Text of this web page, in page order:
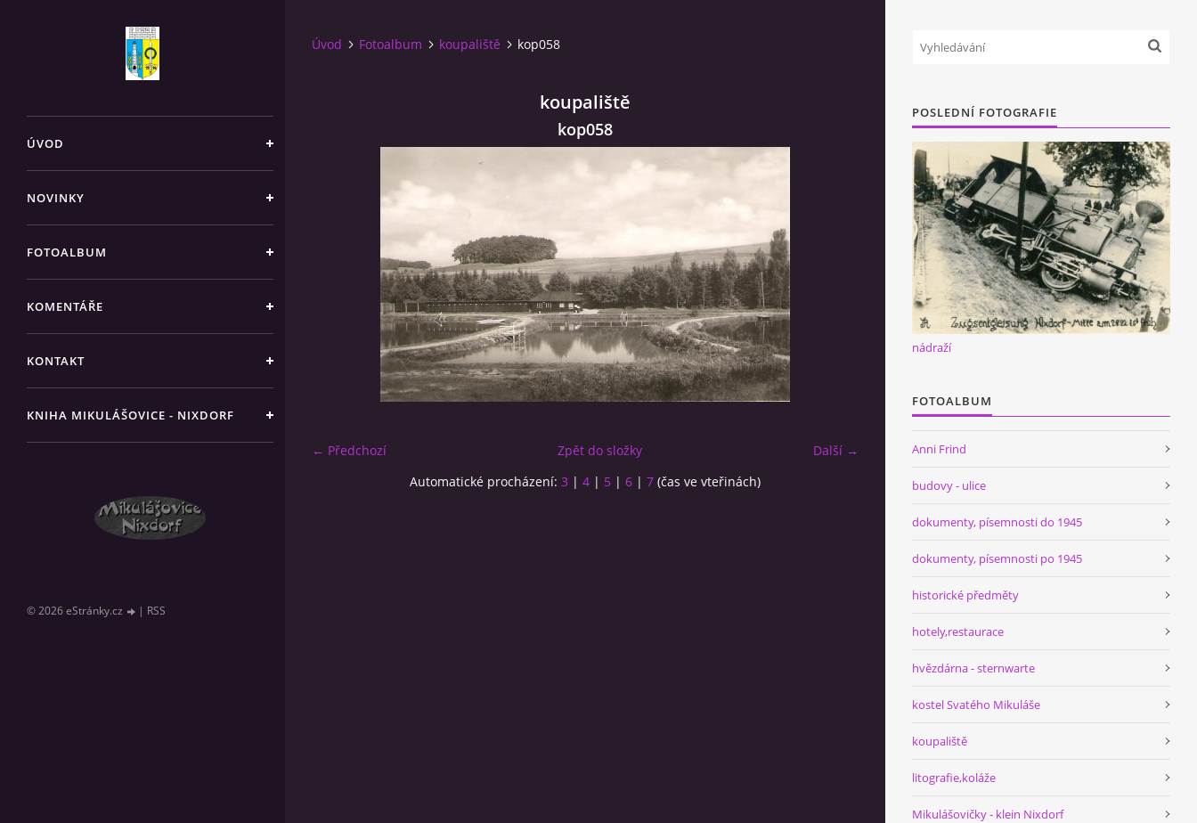
ÚVOD
NOVINKY
FOTOALBUM
KOMENTÁŘE
KONTAKT
KNIHA MIKULÁŠOVICE - NIXDORF
© 2026 eStránky.cz | RSS
Úvod Fotoalbum koupaliště kop058
koupaliště
kop058
← Předchozí Další →
Zpět do složky
Automatické procházení: 3 | 4 | 5 | 6 | 7 (čas ve vteřinách)
POSLEDNÍ FOTOGRAFIE
nádraží
FOTOALBUM
Anni Frind
budovy - ulice
dokumenty, písemnosti do 1945
dokumenty, písemnosti po 1945
historické předměty
hotely,restaurace
hvězdárna - sternwarte
kostel Svatého Mikuláše
koupaliště
litografie,koláže
Mikulášovičky - klein Nixdorf